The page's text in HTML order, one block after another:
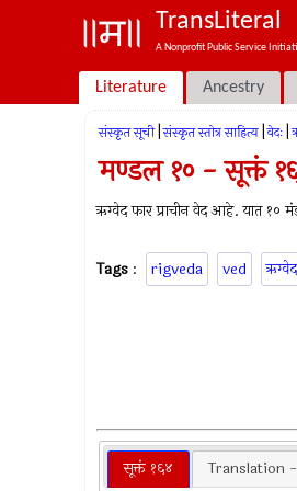
TransLiteral
A Nonprofit Public Service
Literature Ancestry
संस्कृत सूची संस्कृत स्तोत्र साहित्य वेदः
मण्डल १० - सूक्तं
ऋग्वेद फार प्राचीन वेद आहे. यात १०
Tags : rigveda ved ऋग्वेद
सूक्तं १६४ Translation -